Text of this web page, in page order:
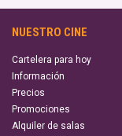
NUESTRO CINE
Cartelera para hoy
Información
Precios
Promociones
Alquiler de salas